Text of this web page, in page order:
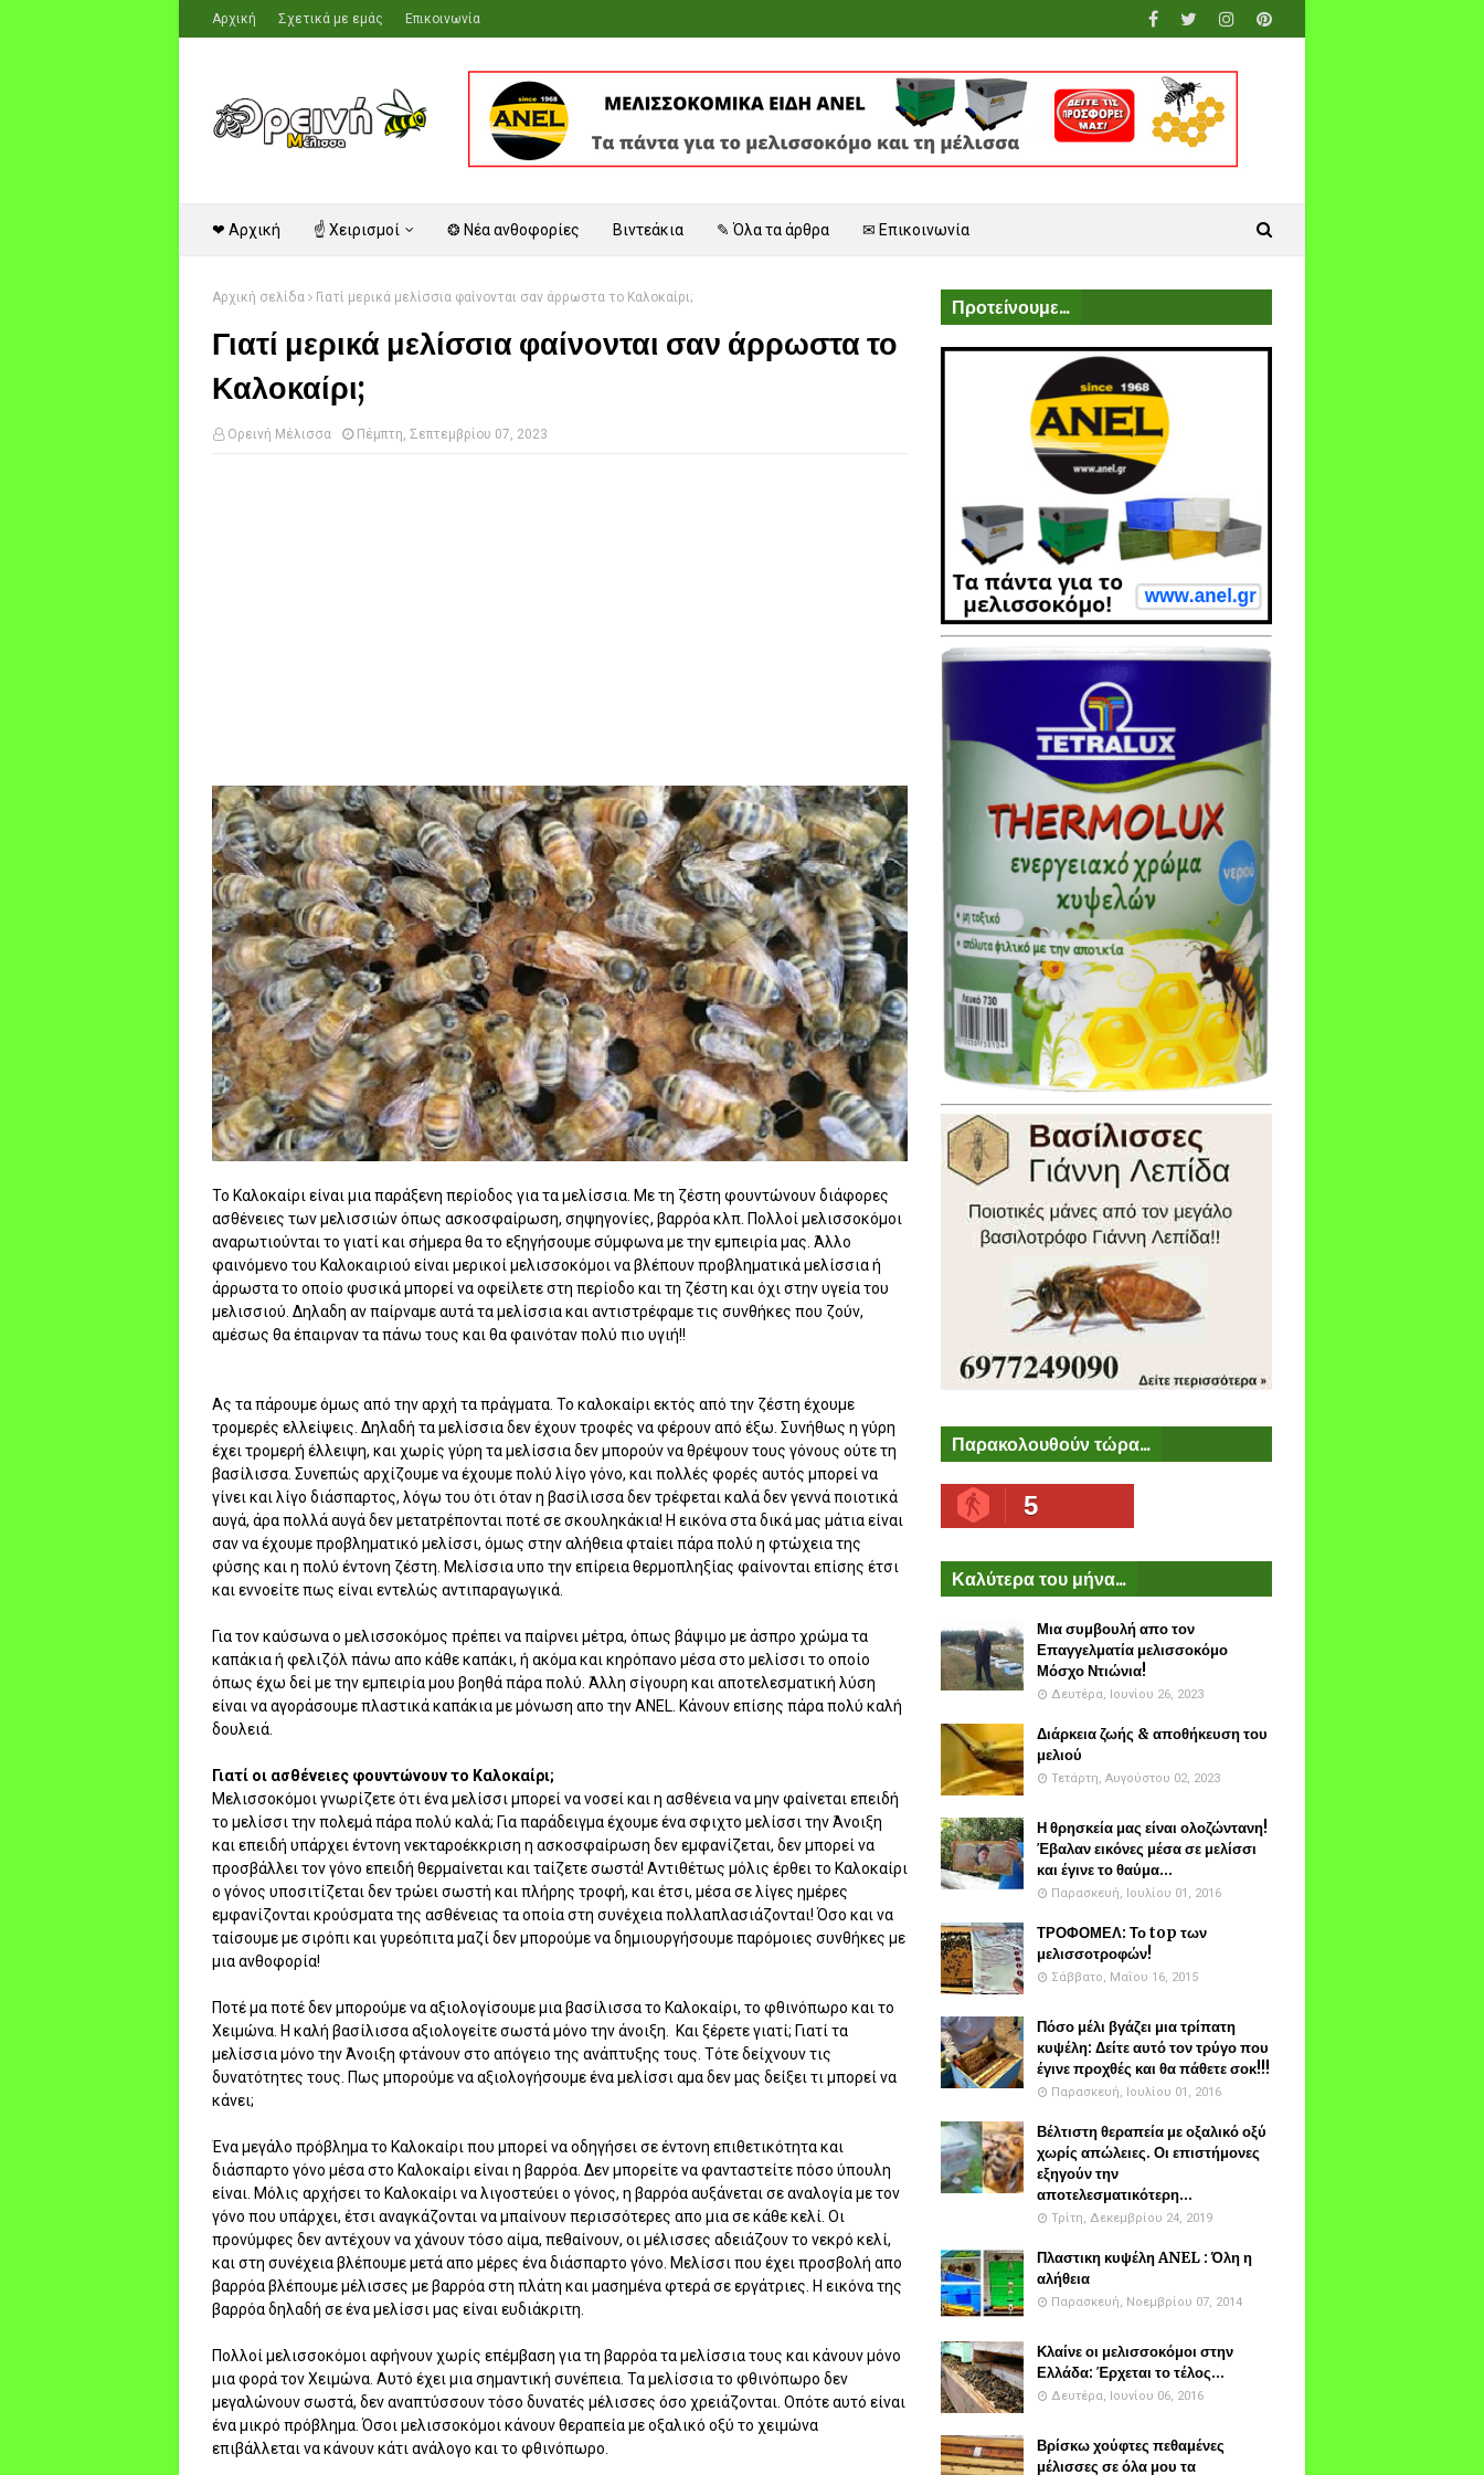
Αρχική Σχετικά με εμάς Επικοινωνία
❤ Αρχική ☝ Χειρισμοί ❂ Νέα ανθοφορίες Βιντεάκια ✎ Όλα τα άρθρα ✉ Επικοινωνία
Αρχική σελίδα Γιατί μερικά μελίσσια φαίνονται σαν άρρωστα το Καλοκαίρι;
Γιατί μερικά μελίσσια φαίνονται σαν άρρωστα το
Καλοκαίρι;
Ορεινή Μέλισσα Πέμπτη, Σεπτεμβρίου 07, 2023
Το Καλοκαίρι είναι μια παράξενη περίοδος για τα μελίσσια. Με τη ζέστη φουντώνουν διάφορες
ασθένειες των μελισσιών όπως ασκοσφαίρωση, σηψηγονίες, βαρρόα κλπ. Πολλοί μελισσοκόμοι
αναρωτιούνται το γιατί και σήμερα θα το εξηγήσουμε σύμφωνα με την εμπειρία μας. Άλλο
φαινόμενο του Καλοκαιριού είναι μερικοί μελισσοκόμοι να βλέπουν προβληματικά μελίσσια ή
άρρωστα το οποίο φυσικά μπορεί να οφείλετε στη περίοδο και τη ζέστη και όχι στην υγεία του
μελισσιού. Δηλαδη αν παίρναμε αυτά τα μελίσσια και αντιστρέφαμε τις συνθήκες που ζούν,
αμέσως θα έπαιρναν τα πάνω τους και θα φαινόταν πολύ πιο υγιή!!
Ας τα πάρουμε όμως από την αρχή τα πράγματα. Το καλοκαίρι εκτός από την ζέστη έχουμε
τρομερές ελλείψεις. Δηλαδή τα μελίσσια δεν έχουν τροφές να φέρουν από έξω. Συνήθως η γύρη
έχει τρομερή έλλειψη, και χωρίς γύρη τα μελίσσια δεν μπορούν να θρέψουν τους γόνους ούτε τη
βασίλισσα. Συνεπώς αρχίζουμε να έχουμε πολύ λίγο γόνο, και πολλές φορές αυτός μπορεί να
γίνει και λίγο διάσπαρτος, λόγω του ότι όταν η βασίλισσα δεν τρέφεται καλά δεν γεννά ποιοτικά
αυγά, άρα πολλά αυγά δεν μετατρέπονται ποτέ σε σκουληκάκια! Η εικόνα στα δικά μας μάτια είναι
σαν να έχουμε προβληματικό μελίσσι, όμως στην αλήθεια φταίει πάρα πολύ η φτώχεια της
φύσης και η πολύ έντονη ζέστη. Μελίσσια υπο την επίρεια θερμοπληξίας φαίνονται επίσης έτσι
και εννοείτε πως είναι εντελώς αντιπαραγωγικά.
Για τον καύσωνα ο μελισσοκόμος πρέπει να παίρνει μέτρα, όπως βάψιμο με άσπρο χρώμα τα
καπάκια ή φελιζόλ πάνω απο κάθε καπάκι, ή ακόμα και κηρόπανο μέσα στο μελίσσι το οποίο
όπως έχω δεί με την εμπειρία μου βοηθά πάρα πολύ. Άλλη σίγουρη και αποτελεσματική λύση
είναι να αγοράσουμε πλαστικά καπάκια με μόνωση απο την ANEL. Κάνουν επίσης πάρα πολύ καλή
δουλειά.
Γιατί οι ασθένειες φουντώνουν το Καλοκαίρι;
Μελισσοκόμοι γνωρίζετε ότι ένα μελίσσι μπορεί να νοσεί και η ασθένεια να μην φαίνεται επειδή
το μελίσσι την πολεμά πάρα πολύ καλά; Για παράδειγμα έχουμε ένα σφιχτο μελίσσι την Άνοιξη
και επειδή υπάρχει έντονη νεκταροέκκριση η ασκοσφαίρωση δεν εμφανίζεται, δεν μπορεί να
προσβάλλει τον γόνο επειδή θερμαίνεται και ταίζετε σωστά! Αντιθέτως μόλις έρθει το Καλοκαίρι
ο γόνος υποσιτίζεται δεν τρώει σωστή και πλήρης τροφή, και έτσι, μέσα σε λίγες ημέρες
εμφανίζονται κρούσματα της ασθένειας τα οποία στη συνέχεια πολλαπλασιάζονται! Όσο και να
ταίσουμε με σιρόπι και γυρεόπιτα μαζί δεν μπορούμε να δημιουργήσουμε παρόμοιες συνθήκες με
μια ανθοφορία!
Ποτέ μα ποτέ δεν μπορούμε να αξιολογίσουμε μια βασίλισσα το Καλοκαίρι, το φθινόπωρο και το
Χειμώνα. Η καλή βασίλισσα αξιολογείτε σωστά μόνο την άνοιξη. Και ξέρετε γιατί; Γιατί τα
μελίσσια μόνο την Άνοιξη φτάνουν στο απόγειο της ανάπτυξης τους. Τότε δείχνουν τις
δυνατότητες τους. Πως μπορούμε να αξιολογήσουμε ένα μελίσσι αμα δεν μας δείξει τι μπορεί να
κάνει;
Ένα μεγάλο πρόβλημα το Καλοκαίρι που μπορεί να οδηγήσει σε έντονη επιθετικότητα και
διάσπαρτο γόνο μέσα στο Καλοκαίρι είναι η βαρρόα. Δεν μπορείτε να φανταστείτε πόσο ύπουλη
είναι. Μόλις αρχήσει το Καλοκαίρι να λιγοστεύει ο γόνος, η βαρρόα αυξάνεται σε αναλογία με τον
γόνο που υπάρχει, έτσι αναγκάζονται να μπαίνουν περισσότερες απο μια σε κάθε κελί. Οι
προνύμφες δεν αντέχουν να χάνουν τόσο αίμα, πεθαίνουν, οι μέλισσες αδειάζουν το νεκρό κελί,
και στη συνέχεια βλέπουμε μετά απο μέρες ένα διάσπαρτο γόνο. Μελίσσι που έχει προσβολή απο
βαρρόα βλέπουμε μέλισσες με βαρρόα στη πλάτη και μασημένα φτερά σε εργάτριες. Η εικόνα της
βαρρόα δηλαδή σε ένα μελίσσι μας είναι ευδιάκριτη.
Πολλοί μελισσοκόμοι αφήνουν χωρίς επέμβαση για τη βαρρόα τα μελίσσια τους και κάνουν μόνο
μια φορά τον Χειμώνα. Αυτό έχει μια σημαντική συνέπεια. Τα μελίσσια το φθινόπωρο δεν
μεγαλώνουν σωστά, δεν αναπτύσσουν τόσο δυνατές μέλισσες όσο χρειάζονται. Οπότε αυτό είναι
ένα μικρό πρόβλημα. Όσοι μελισσοκόμοι κάνουν θεραπεία με οξαλικό οξύ το χειμώνα
επιβάλλεται να κάνουν κάτι ανάλογο και το φθινόπωρο.
Προτείνουμε...
Παρακολουθούν τώρα...
5
Καλύτερα του μήνα...
Μια συμβουλή απο τον
Επαγγελματία μελισσοκόμο
Μόσχο Ντιώνια!
Δευτέρα, Ιουνίου 26, 2023
Διάρκεια ζωής & αποθήκευση του
μελιού
Τετάρτη, Αυγούστου 02, 2023
Η θρησκεία μας είναι ολοζώντανη!
Έβαλαν εικόνες μέσα σε μελίσσι
και έγινε το θαύμα...
Παρασκευή, Ιουλίου 01, 2016
ΤΡΟΦΟΜΕΛ: Το top των
μελισσοτροφών!
Σάββατο, Μαΐου 16, 2015
Πόσο μέλι βγάζει μια τρίπατη
κυψέλη: Δείτε αυτό τον τρύγο που
έγινε προχθές και θα πάθετε σοκ!!!
Παρασκευή, Ιουλίου 01, 2016
Βέλτιστη θεραπεία με οξαλικό οξύ
χωρίς απώλειες. Οι επιστήμονες
εξηγούν την
αποτελεσματικότερη...
Τρίτη, Δεκεμβρίου 24, 2019
Πλαστικη κυψέλη ANEL : Όλη η
αλήθεια
Παρασκευή, Νοεμβρίου 07, 2014
Κλαίνε οι μελισσοκόμοι στην
Ελλάδα: Έρχεται το τέλος...
Δευτέρα, Ιουνίου 06, 2016
Βρίσκω χούφτες πεθαμένες
μέλισσες σε όλα μου τα